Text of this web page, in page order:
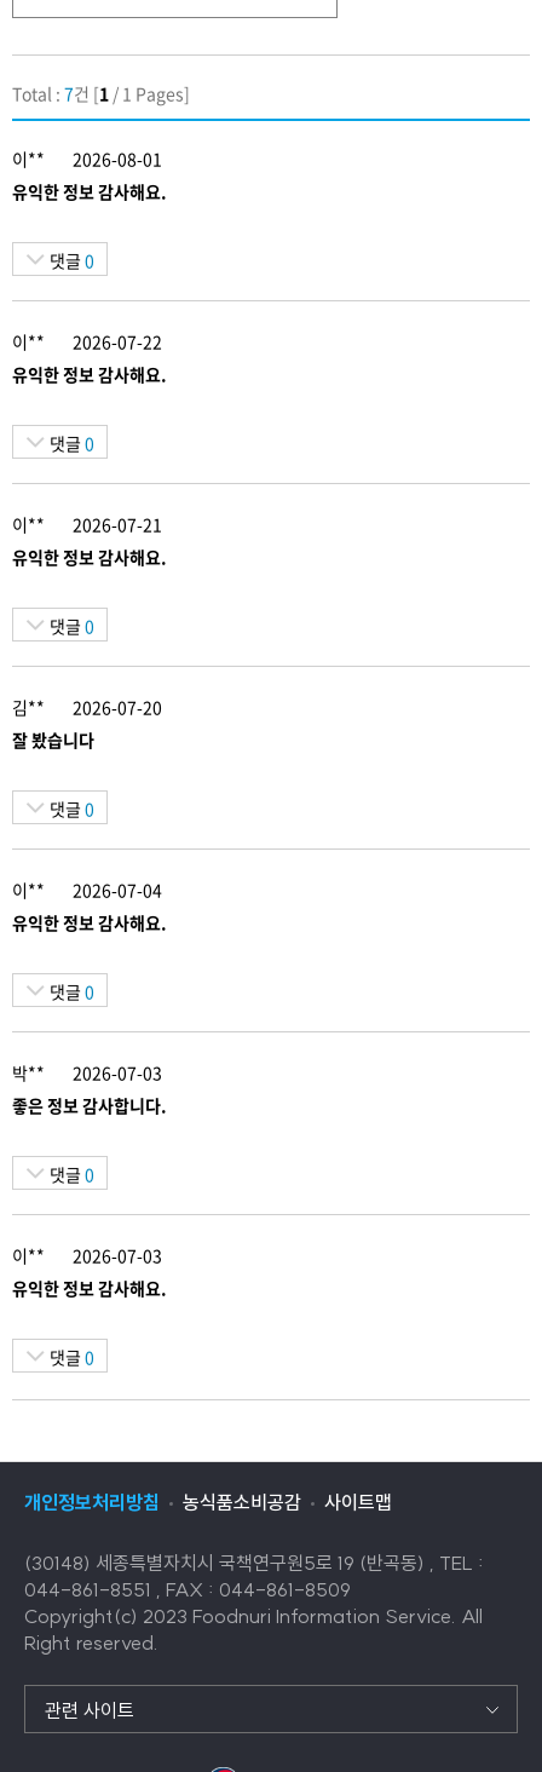
침성
Total : 7건 [1 / 1 Pages]
이**
2026-08-01
유익한 정보 감사해요.
댓글 0
이**
2026-07-22
유익한 정보 감사해요.
댓글 0
이**
2026-07-21
유익한 정보 감사해요.
댓글 0
김**
2026-07-20
잘 봤습니다
댓글 0
이**
2026-07-04
유익한 정보 감사해요.
댓글 0
박**
2026-07-03
좋은 정보 감사합니다.
댓글 0
이**
2026-07-03
유익한 정보 감사해요.
댓글 0
개인정보처리방침 농식품소비공감 사이트맵
(30148) 세종특별자치시 국책연구원5로 19 (반곡동) , TEL :
044-861-8551 , FAX : 044-861-8509
Copyright(c) 2023 Foodnuri Information Service. All
Right reserved.
관련 사이트